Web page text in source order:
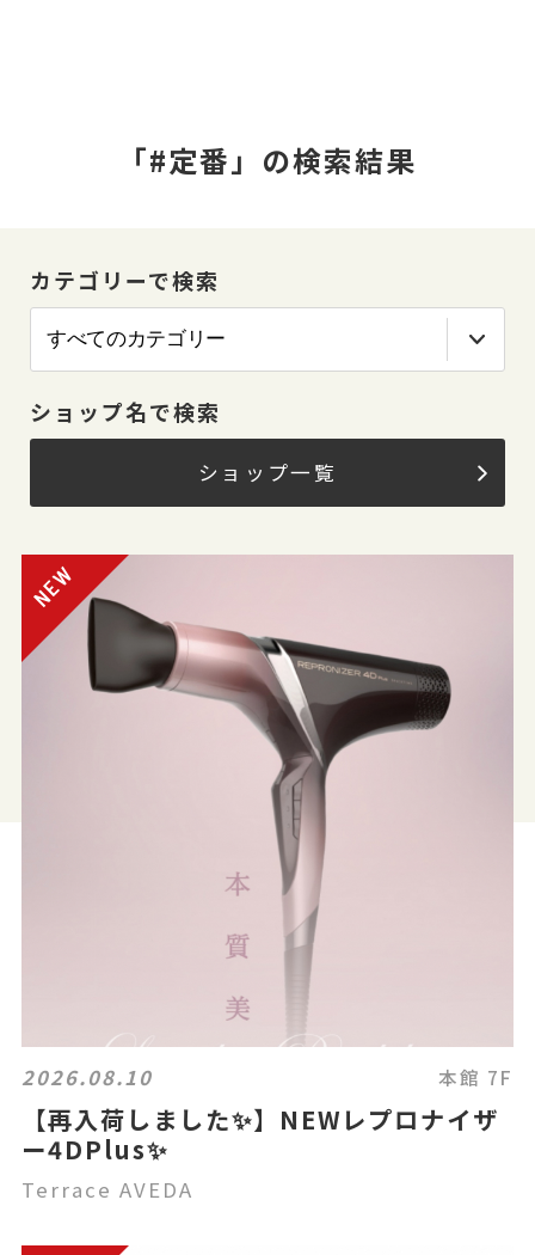
「#定番」の検索結果
カテゴリーで検索
ショップ名で検索
ショップ一覧
2026.08.10 本館 7F
【再入荷しました✨️】NEWレプロナイザ
ー4DPlus✨
Terrace AVEDA